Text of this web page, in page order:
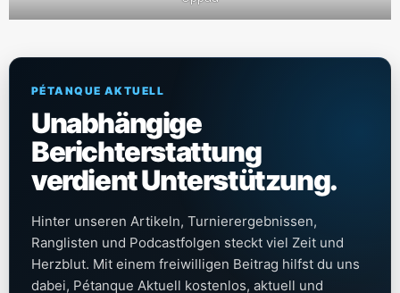
PÉTANQUE AKTUELL
Unabhängige
Berichterstattung
verdient Unterstützung.
Hinter unseren Artikeln, Turnierergebnissen,
Ranglisten und Podcastfolgen steckt viel Zeit und
Herzblut. Mit einem freiwilligen Beitrag hilfst du uns
dabei, Pétanque Aktuell kostenlos, aktuell und